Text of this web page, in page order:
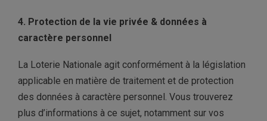
4. Protection de la vie privée & données à
caractère personnel
La Loterie Nationale agit conformément à la législation
applicable en matière de traitement et de protection
des données à caractère personnel. Vous trouverez
plus d’informations à ce sujet, notamment sur vos